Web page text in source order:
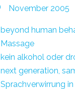
November 2005
beyond human
Massage
kein alkohol oder
next generation,
Sprachverwirrung